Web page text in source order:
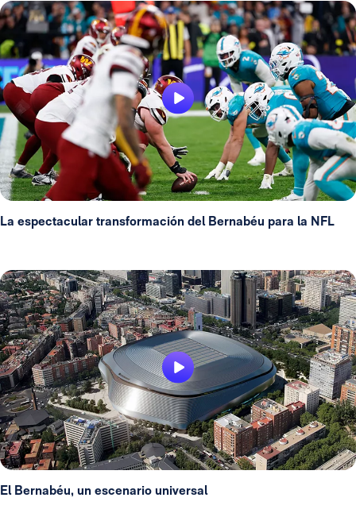
La espectacular transformación del Bernabéu para la NFL
El Bernabéu, un escenario universal